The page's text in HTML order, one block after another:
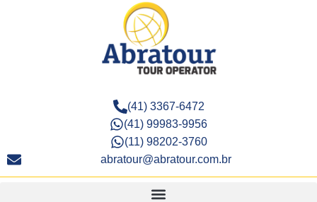
(41) 3367-6472
(41) 99983-9956
(11) 98202-3760
abratour@abratour.com.br